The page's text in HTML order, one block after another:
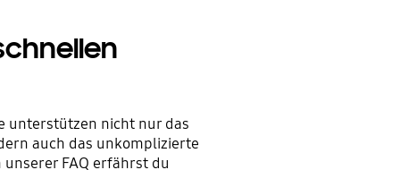
unterstützen nicht nur das
auch das unkomplizierte
FAQ erfährst du